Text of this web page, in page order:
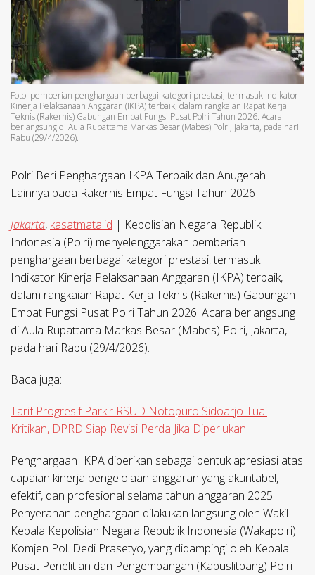
Foto: pemberian penghargaan berbagai kategori prestasi, termasuk Indikator
Kinerja Pelaksanaan Anggaran (IKPA) terbaik, dalam rangkaian Rapat Kerja
Teknis (Rakernis) Gabungan Empat Fungsi Pusat Polri Tahun 2026. Acara
berlangsung di Aula Rupattama Markas Besar (Mabes) Polri, Jakarta, pada hari
Rabu (29/4/2026).
Polri Beri Penghargaan IKPA Terbaik dan Anugerah
Lainnya pada Rakernis Empat Fungsi Tahun 2026
Jakarta, kasatmata.id | Kepolisian Negara Republik
Indonesia (Polri) menyelenggarakan pemberian
penghargaan berbagai kategori prestasi, termasuk
Indikator Kinerja Pelaksanaan Anggaran (IKPA) terbaik,
dalam rangkaian Rapat Kerja Teknis (Rakernis) Gabungan
Empat Fungsi Pusat Polri Tahun 2026. Acara berlangsung
di Aula Rupattama Markas Besar (Mabes) Polri, Jakarta,
pada hari Rabu (29/4/2026).
Baca juga:
Tarif Progresif Parkir RSUD Notopuro Sidoarjo Tuai
Kritikan, DPRD Siap Revisi Perda Jika Diperlukan
Penghargaan IKPA diberikan sebagai bentuk apresiasi atas
capaian kinerja pengelolaan anggaran yang akuntabel,
efektif, dan profesional selama tahun anggaran 2025.
Penyerahan penghargaan dilakukan langsung oleh Wakil
Kepala Kepolisian Negara Republik Indonesia (Wakapolri)
Komjen Pol. Dedi Prasetyo, yang didampingi oleh Kepala
Pusat Penelitian dan Pengembangan (Kapuslitbang) Polri